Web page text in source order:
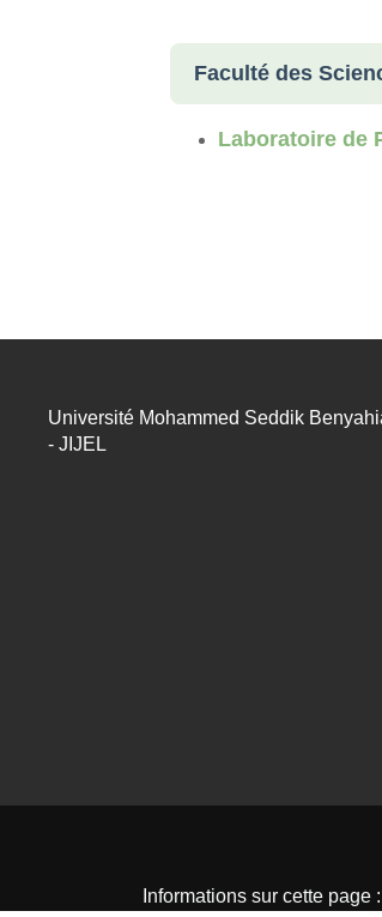
Faculté des
Laboratoire de
Université Mohammed Seddik
- JIJEL
Informations sur cette